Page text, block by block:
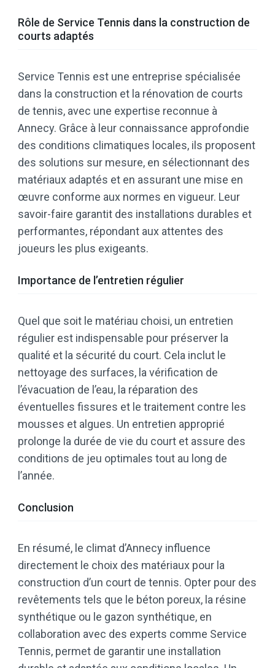
Rôle de Service Tennis dans la construction de
courts adaptés
Service Tennis est une entreprise spécialisée
dans la construction et la rénovation de courts
de tennis, avec une expertise reconnue à
Annecy. Grâce à leur connaissance approfondie
des conditions climatiques locales, ils proposent
des solutions sur mesure, en sélectionnant des
matériaux adaptés et en assurant une mise en
œuvre conforme aux normes en vigueur. Leur
savoir-faire garantit des installations durables et
performantes, répondant aux attentes des
joueurs les plus exigeants. ​
Importance de l’entretien régulier
Quel que soit le matériau choisi, un entretien
régulier est indispensable pour préserver la
qualité et la sécurité du court. Cela inclut le
nettoyage des surfaces, la vérification de
l’évacuation de l’eau, la réparation des
éventuelles fissures et le traitement contre les
mousses et algues. Un entretien approprié
prolonge la durée de vie du court et assure des
conditions de jeu optimales tout au long de
l’année.​
Conclusion
En résumé, le climat d’Annecy influence
directement le choix des matériaux pour la
construction d’un court de tennis. Opter pour des
revêtements tels que le béton poreux, la résine
synthétique ou le gazon synthétique, en
collaboration avec des experts comme Service
Tennis, permet de garantir une installation